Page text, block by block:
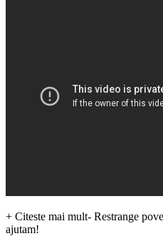
+ Citeste mai mult- Restrange
ajutam!